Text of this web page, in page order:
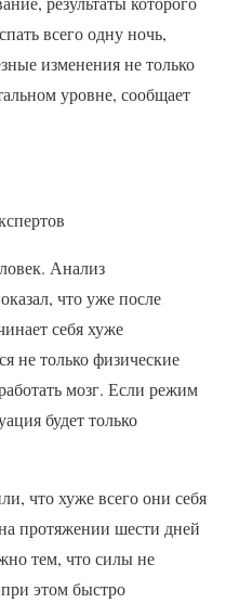
всего одну ночь,
изменения не только
уровне, сообщает
Анализ
что уже после
себя хуже
не только физические
мозг. Если режим
будет только
что хуже всего они себя
протяжении шести дней
тем, что силы не
этом быстро